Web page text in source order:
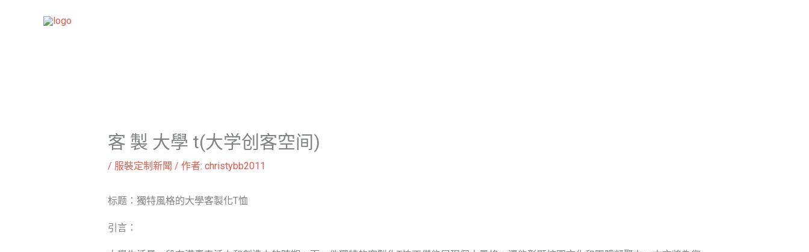
客 製 大學 t(大学创客空间)
/ 服裝定制新聞 / 作者: christybb2011
标题：獨特風格的大學客製化T恤
引言：